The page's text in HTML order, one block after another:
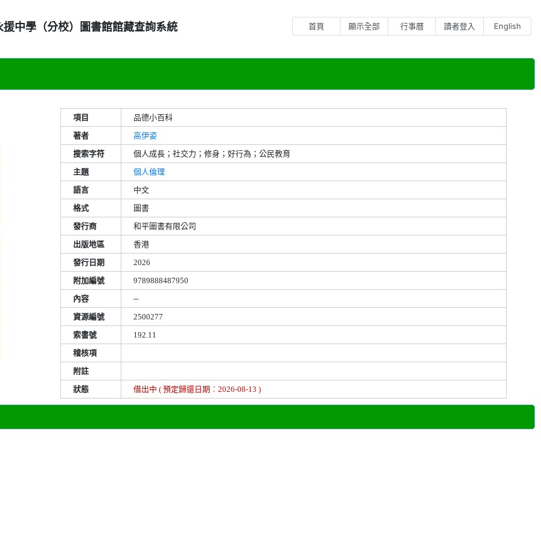
援中學（分校）圖書館館藏查詢系統 首頁 顯示全部 行事曆 讀者登入 English
項目
品德小百科
著者
高伊姿
搜索字符
個人成長；社交力；修身；好行為；公民教育
主題
個人倫理
語言
中文
格式
圖書
發行商
和平圖書有限公司
出版地區
香港
發行日期
2026
附加編號
9789888487950
內容
--
資源編號
2500277
索書號
192.11
稽核項
附註
狀態
借出中 ( 預定歸還日期︰2026-08-13 )